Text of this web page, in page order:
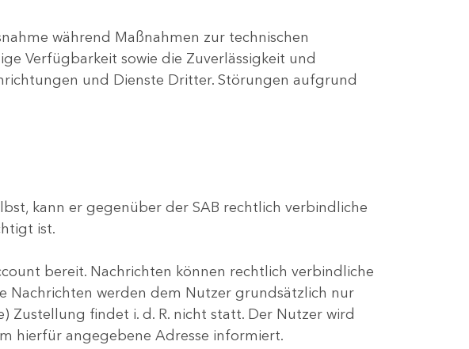
während Maßnahmen zur technischen
Verfügbarkeit sowie die Zuverlässigkeit und
und Dienste Dritter. Störungen aufgrund
kann er gegenüber der SAB rechtlich verbindliche
ist.
bereit. Nachrichten können rechtlich verbindliche
Nachrichten werden dem Nutzer grundsätzlich nur
Zustellung findet i. d. R. nicht statt. Der Nutzer wird
hierfür angegebene Adresse informiert.